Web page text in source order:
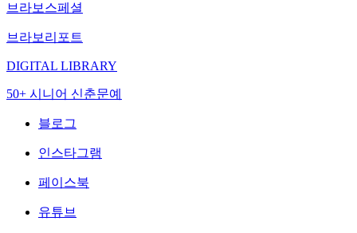
브라보스페셜
브라보리포트
DIGITAL LIBRARY
50+ 시니어 신춘문예
블로그
인스타그램
페이스북
유튜브